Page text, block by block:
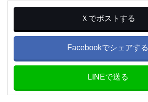
Ｘでポストする
Facebookでシェアする
LINEで送る